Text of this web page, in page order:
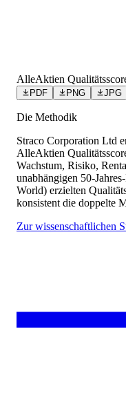
AlleAktien
PDF PNG JPG
Die Methodik
Straco Corporation Ltd
AlleAktien
Wachstum, Risiko,
unabhängigen 50-
World) erzielten
konsistent die doppelte
Zur wissenschaftlichen